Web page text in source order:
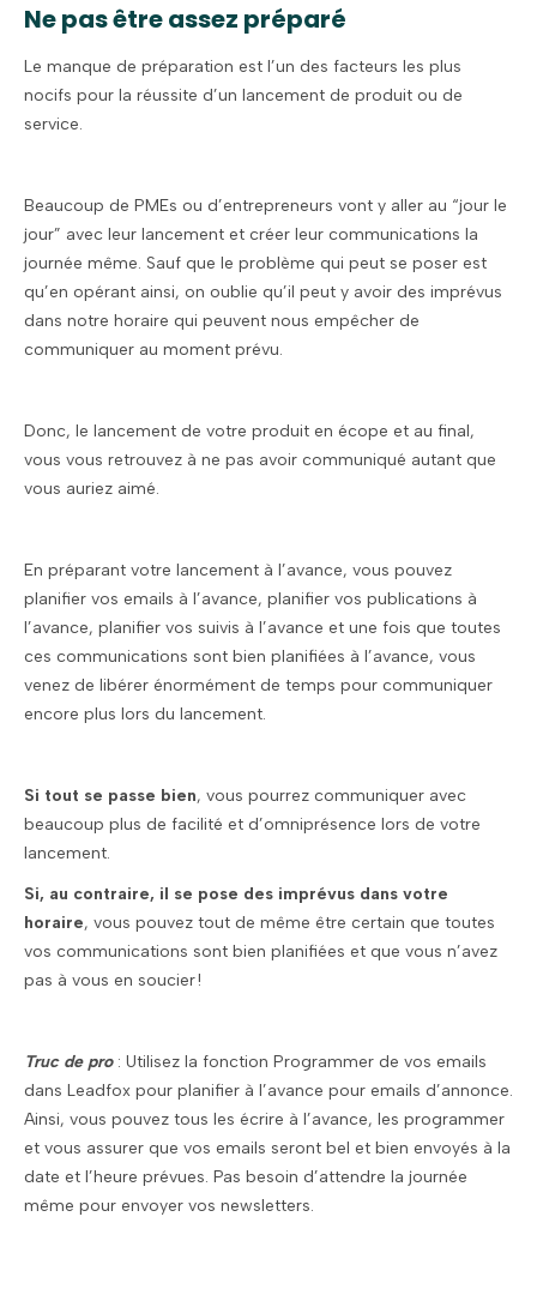
Ne pas être assez préparé
Le manque de préparation est l’un des facteurs les plus
nocifs pour la réussite d’un lancement de produit ou de
service.
Beaucoup de PMEs ou d’entrepreneurs vont y aller au “jour le
jour” avec leur lancement et créer leur communications la
journée même. Sauf que le problème qui peut se poser est
qu’en opérant ainsi, on oublie qu’il peut y avoir des imprévus
dans notre horaire qui peuvent nous empêcher de
communiquer au moment prévu.
Donc, le lancement de votre produit en écope et au final,
vous vous retrouvez à ne pas avoir communiqué autant que
vous auriez aimé.
En préparant votre lancement à l’avance, vous pouvez
planifier vos emails à l’avance, planifier vos publications à
l’avance, planifier vos suivis à l’avance et une fois que toutes
ces communications sont bien planifiées à l’avance, vous
venez de libérer énormément de temps pour communiquer
encore plus lors du lancement.
Si tout se passe bien, vous pourrez communiquer avec
beaucoup plus de facilité et d’omniprésence lors de votre
lancement.
Si, au contraire, il se pose des imprévus dans votre
horaire, vous pouvez tout de même être certain que toutes
vos communications sont bien planifiées et que vous n’avez
pas à vous en soucier !
Truc de pro: Utilisez la fonction Programmer de vos emails
dans Leadfox pour planifier à l’avance pour emails d’annonce.
Ainsi, vous pouvez tous les écrire à l’avance, les programmer
et vous assurer que vos emails seront bel et bien envoyés à la
date et l’heure prévues. Pas besoin d’attendre la journée
même pour envoyer vos newsletters.